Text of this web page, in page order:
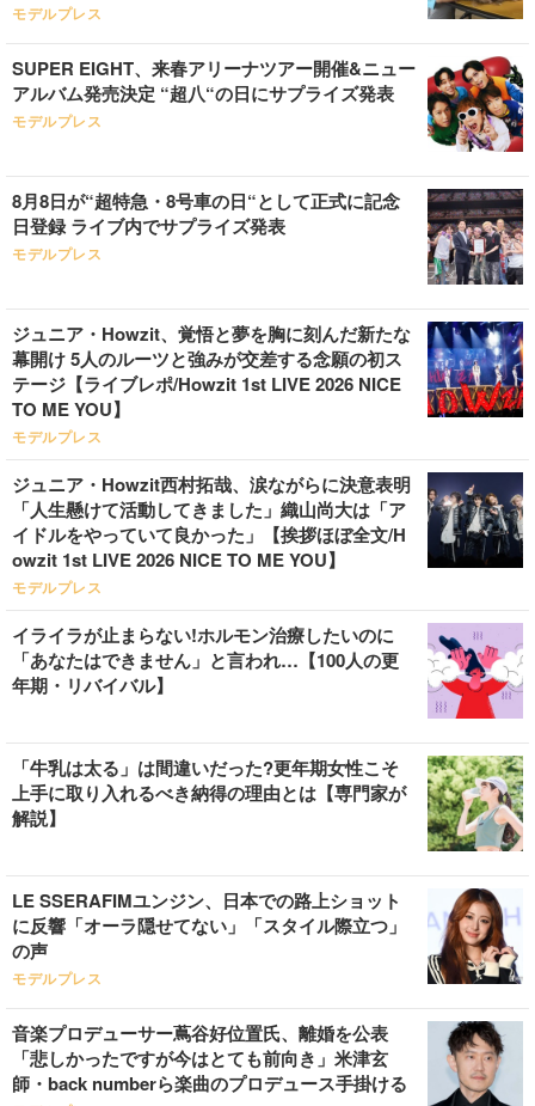
モデルプレス
SUPER EIGHT、来春アリーナツアー開催&ニュー
アルバム発売決定 “超八“の日にサプライズ発表
モデルプレス
8月8日が“超特急・8号車の日“として正式に記念
日登録 ライブ内でサプライズ発表
モデルプレス
ジュニア・Howzit、覚悟と夢を胸に刻んだ新たな
幕開け 5人のルーツと強みが交差する念願の初ス
テージ【ライブレポ/Howzit 1st LIVE 2026 NICE
TO ME YOU】
モデルプレス
ジュニア・Howzit西村拓哉、涙ながらに決意表明
「人生懸けて活動してきました」織山尚大は「ア
イドルをやっていて良かった」【挨拶ほぼ全文/H
owzit 1st LIVE 2026 NICE TO ME YOU】
モデルプレス
イライラが止まらない!ホルモン治療したいのに
「あなたはできません」と言われ…【100人の更
年期・リバイバル】
「牛乳は太る」は間違いだった?更年期女性こそ
上手に取り入れるべき納得の理由とは【専門家が
解説】
LE SSERAFIMユンジン、日本での路上ショット
に反響「オーラ隠せてない」「スタイル際立つ」
の声
モデルプレス
音楽プロデューサー蔦谷好位置氏、離婚を公表
「悲しかったですが今はとても前向き」米津玄
師・back numberら楽曲のプロデュース手掛ける